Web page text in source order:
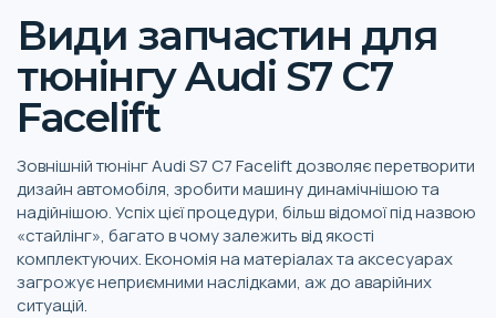
Види запчастин для
тюнінгу Audi S7 C7
Facelift
Зовнішній тюнінг Audi S7 C7 Facelift дозволяє перетворити
дизайн автомобіля, зробити машину динамічнішою та
надійнішою. Успіх цієї процедури, більш відомої під назвою
«стайлінг», багато в чому залежить від якості
комплектуючих. Економія на матеріалах та аксесуарах
загрожує неприємними наслідками, аж до аварійних
ситуацій.